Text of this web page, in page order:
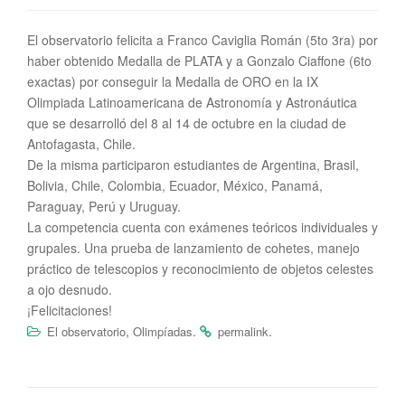
El observatorio felicita a Franco Caviglia Román (5to 3ra) por
haber obtenido Medalla de PLATA y a Gonzalo Ciaffone (6to
exactas) por conseguir la Medalla de ORO en la IX
Olimpiada Latinoamericana de Astronomía y Astronáutica
que se desarrolló del 8 al 14 de octubre en la ciudad de
Antofagasta, Chile.
De la misma participaron estudiantes de Argentina, Brasil,
Bolivia, Chile, Colombia, Ecuador, México, Panamá,
Paraguay, Perú y Uruguay.
La competencia cuenta con exámenes teóricos individuales y
grupales. Una prueba de lanzamiento de cohetes, manejo
práctico de telescopios y reconocimiento de objetos celestes
a ojo desnudo.
¡Felicitaciones!
El observatorio, Olimpíadas. permalink.